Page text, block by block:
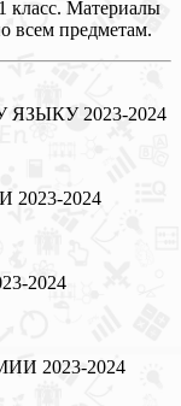
класс. Материалы
всем предметам.
ЯЗЫКУ 2023-2024
2023-2024
2024
2023-2024